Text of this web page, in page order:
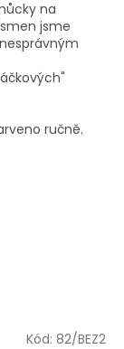
na
jsme
ručně.
Kód: 82/BEZ2